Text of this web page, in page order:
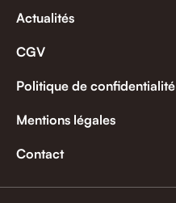
Actualités
CGV
Politique de confidentialité
Mentions légales
Contact